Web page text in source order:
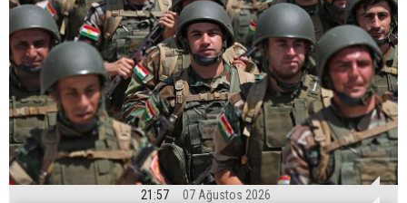
21:57 07 Ağustos 2026